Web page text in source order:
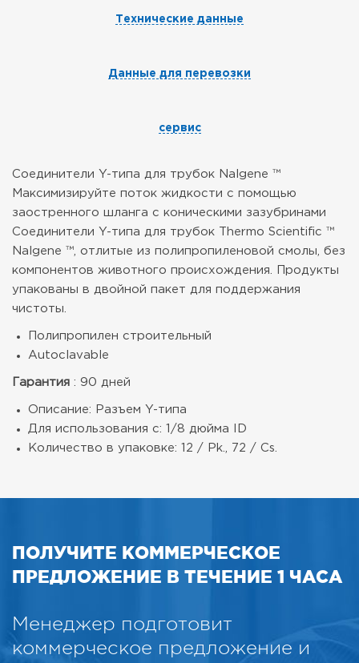
Технические данные
Данные для перевозки
сервис
Соединители Y-типа для трубок Nalgene ™
Максимизируйте поток жидкости с помощью
заостренного шланга с коническими зазубринами
Соединители Y-типа для трубок Thermo Scientific ™
Nalgene ™, отлитые из полипропиленовой смолы, без
компонентов животного происхождения. Продукты
упакованы в двойной пакет для поддержания
чистоты.
Полипропилен строительный
Autoclavable
Гарантия : 90 дней
Описание: Разъем Y-типа
Для использования с: 1/8 дюйма ID
Количество в упаковке: 12 / Pk., 72 / Cs.
ПОЛУЧИТЕ КОММЕРЧЕСКОЕ
ПРЕДЛОЖЕНИЕ В ТЕЧЕНИЕ 1 ЧАСА
Менеджер подготовит
коммерческое предложение и